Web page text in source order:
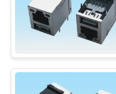
SUJET
NOUS
conseil